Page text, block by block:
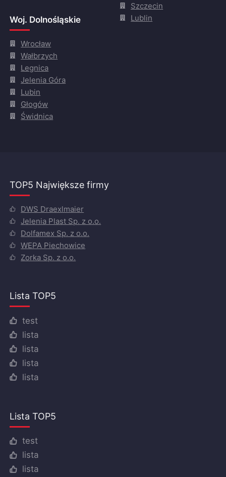
Woj. Dolnośląskie
Wrocław
Wałbrzych
Legnica
Jelenia Góra
Lubin
Głogów
Świdnica
Szczecin
Lublin
TOP5 Największe firmy
DWS Draexlmaier
Jelenia Plast Sp. z o.o.
Dolfamex Sp. z o.o.
WEPA Piechowice
Zorka Sp. z o.o.
Lista TOP5
test
lista
lista
lista
lista
Lista TOP5
test
lista
lista